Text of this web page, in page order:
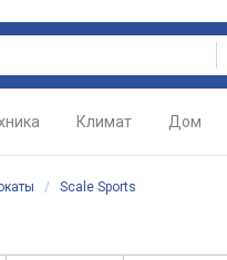
Климат Дом
/ Scale Sports